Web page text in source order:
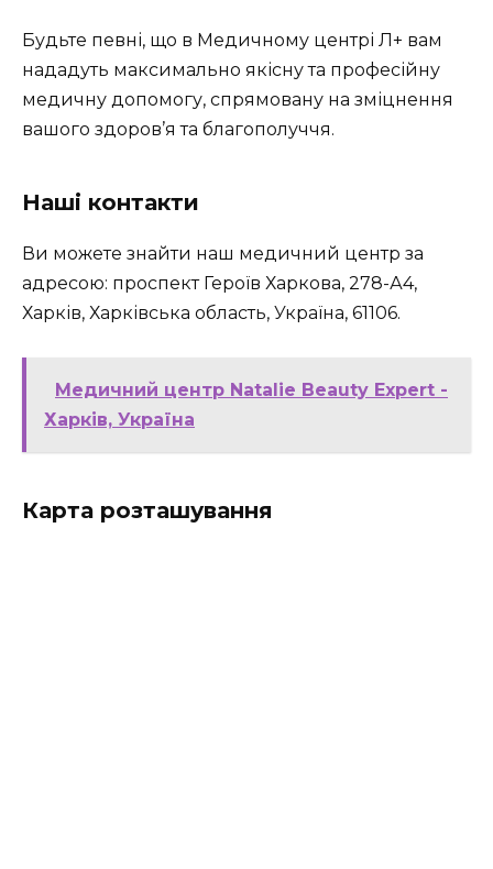
Будьте певні, що в Медичному центрі Л+ вам
нададуть максимально якісну та професійну
медичну допомогу, спрямовану на зміцнення
вашого здоров’я та благополуччя.
Наші контакти
Ви можете знайти наш медичний центр за
адресою: проспект Героїв Харкова, 278-А4,
Харків, Харківська область, Україна, 61106.
Медичний центр Natalie Beauty Expert -
Харків, Україна
Карта розташування